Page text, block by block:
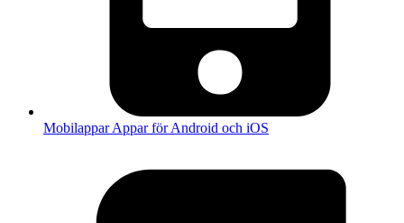
MobilapparAppar för Android och iOS